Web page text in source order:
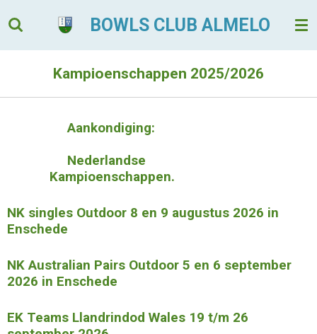
direct
naar
hoofdinhoud
BOWLS CLUB ALMELO
Kampioenschappen 2025/2026
Aankondiging:
Nederlandse
Kampioenschappen.
NK singles Outdoor 8 en 9 augustus 2026 in
Enschede
NK Australian Pairs Outdoor 5 en 6 september
2026 in Enschede
EK Teams Llandrindod Wales 19 t/m 26